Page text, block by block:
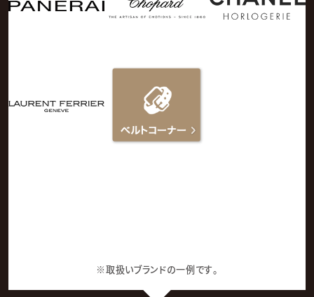
※取扱いブランドの一例です。